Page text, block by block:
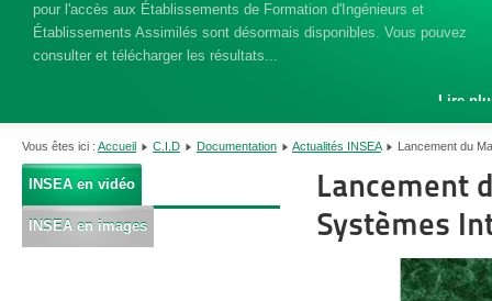
pour l'accès aux Établissements de Formation d'Ingénieurs et
Établissements Assimilés sont désormais disponibles. Vous pouvez
consulter et télécharger les résultats...
Lire
Vous êtes ici : Accueil C.I.D Documentation Actualités INSEA Lancement du
INSEA en vidéo
INSEA en images
Lancement
Systèmes